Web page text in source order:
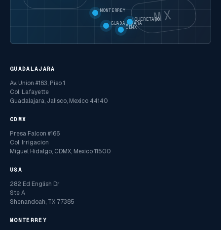
MX
MONTERREY
GUADALAJARA
CDMX
QUERETARO
GUADALAJARA
Av. Union #163, Piso 1
Col. Lafayette
Guadalajara, Jalisco, Mexico 44140
CDMX
Presa Falcon #166
Col. Irrigacion
Miguel Hidalgo, CDMX, Mexico 11500
USA
282 Ed English Dr
Ste A
Shenandoah, TX 77385
MONTERREY